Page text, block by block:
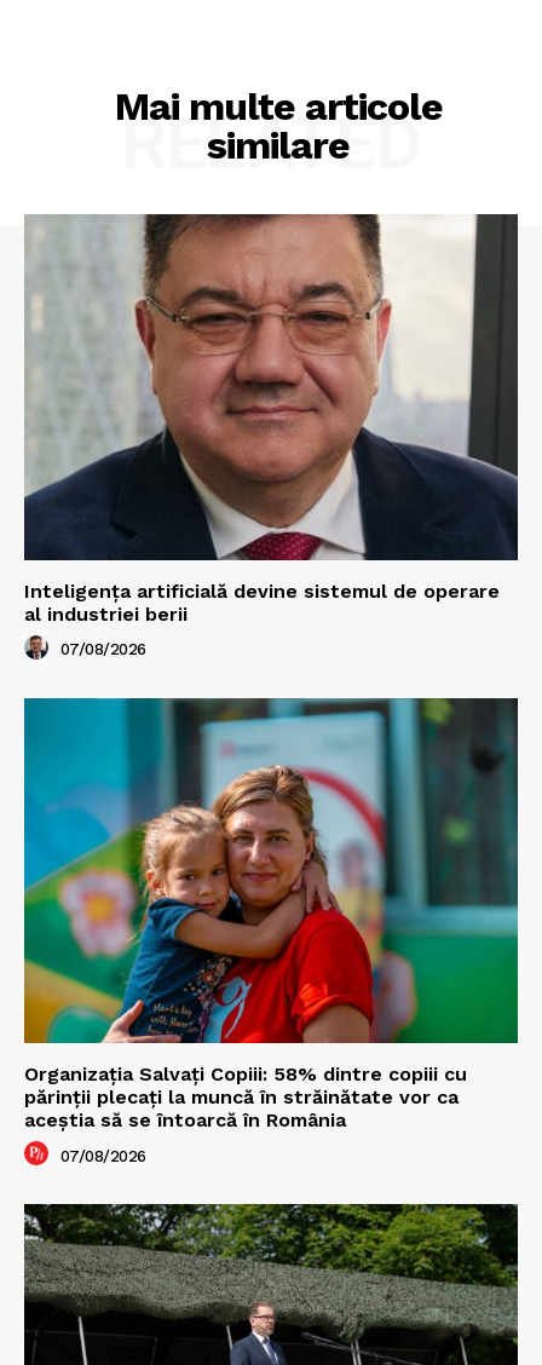
Mai multe articole
similare
RELATED
Inteligența artificială devine sistemul de operare
al industriei berii
07/08/2026
Organizația Salvați Copiii: 58% dintre copiii cu
părinții plecați la muncă în străinătate vor ca
aceștia să se întoarcă în România
07/08/2026